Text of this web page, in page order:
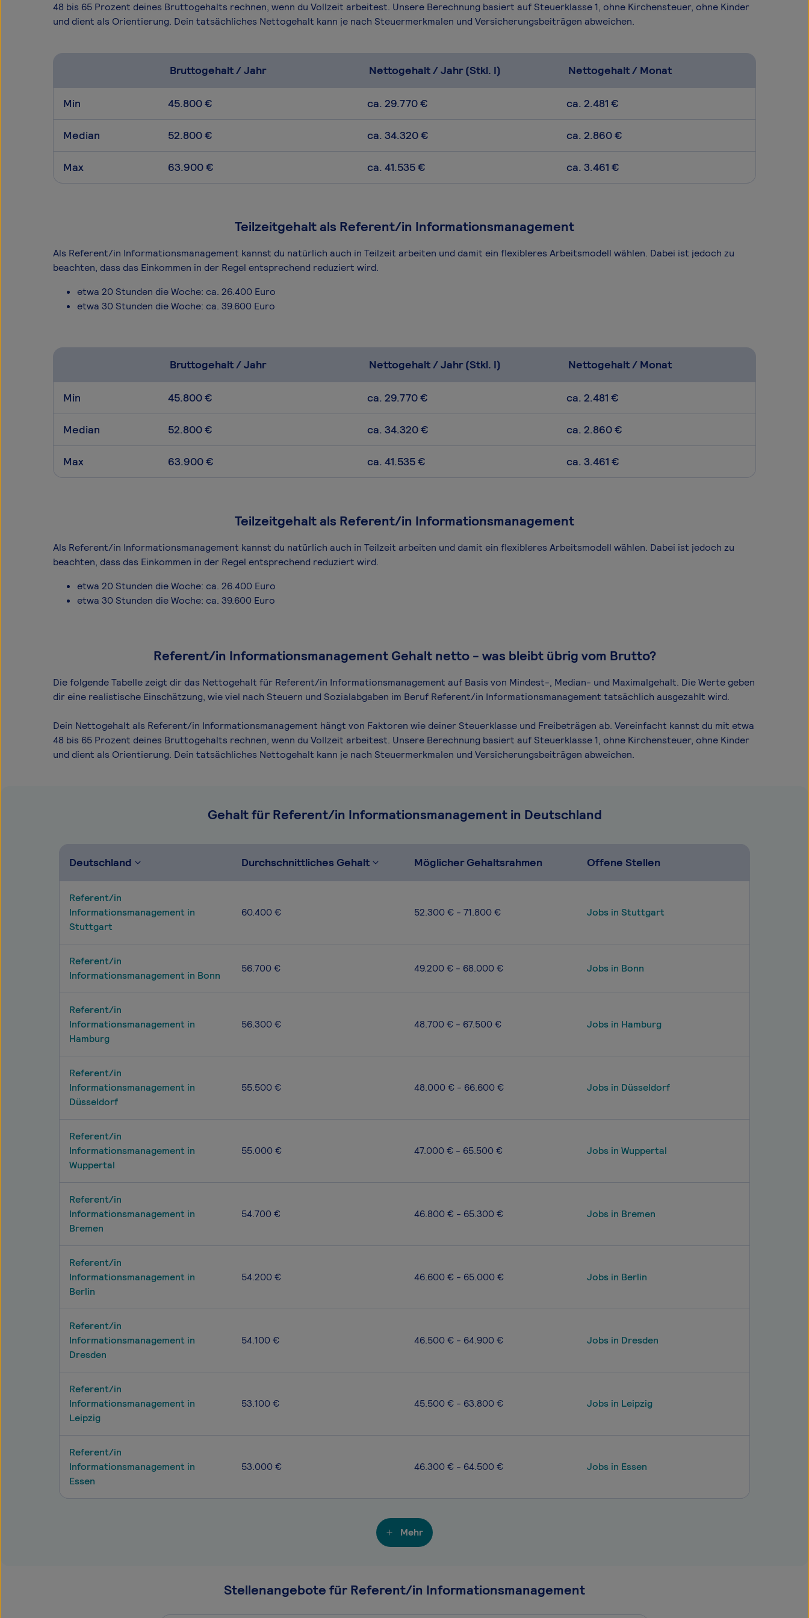
48 bis 65 Prozent deines Bruttogehalts rechnen, wenn du Vollzeit arbeitest. Unsere Berechnung basiert auf Steuerklasse 1, ohne Kirchensteuer, ohne Kinder
und dient als Orientierung. Dein tatsächliches Nettogehalt kann je nach Steuermerkmalen und Versicherungsbeiträgen abweichen.
Bruttogehalt / Jahr Nettogehalt / Jahr (Stkl. I) Nettogehalt / Monat
Min 45.800 € ca. 29.770 € ca. 2.481 €
Median 52.800 € ca. 34.320 € ca. 2.860 €
Max 63.900 € ca. 41.535 € ca. 3.461 €
Teilzeitgehalt als Referent/in Informationsmanagement
Als Referent/in Informationsmanagement kannst du natürlich auch in Teilzeit arbeiten und damit ein flexibleres Arbeitsmodell wählen. Dabei ist jedoch zu
beachten, dass das Einkommen in der Regel entsprechend reduziert wird.
etwa 20 Stunden die Woche: ca. 26.400 Euro
etwa 30 Stunden die Woche: ca. 39.600 Euro
Bruttogehalt / Jahr Nettogehalt / Jahr (Stkl. I) Nettogehalt / Monat
Min 45.800 € ca. 29.770 € ca. 2.481 €
Median 52.800 € ca. 34.320 € ca. 2.860 €
Max 63.900 € ca. 41.535 € ca. 3.461 €
Teilzeitgehalt als Referent/in Informationsmanagement
Als Referent/in Informationsmanagement kannst du natürlich auch in Teilzeit arbeiten und damit ein flexibleres Arbeitsmodell wählen. Dabei ist jedoch zu
beachten, dass das Einkommen in der Regel entsprechend reduziert wird.
etwa 20 Stunden die Woche: ca. 26.400 Euro
etwa 30 Stunden die Woche: ca. 39.600 Euro
Referent/in Informationsmanagement Gehalt netto - was bleibt übrig vom Brutto?
Die folgende Tabelle zeigt dir das Netto­gehalt für Referent/in Informationsmanagement auf Basis von Mindest-, Median- und Maximal­gehalt. Die Werte geben
dir eine realistische Einschätzung, wie viel nach Steuern und Sozialabgaben im Beruf Referent/in Informationsmanagement tatsächlich ausgezahlt wird.
Dein Nettogehalt als Referent/in Informationsmanagement hängt von Faktoren wie deiner Steuerklasse und Freibeträgen ab. Vereinfacht kannst du mit etwa
48 bis 65 Prozent deines Bruttogehalts rechnen, wenn du Vollzeit arbeitest. Unsere Berechnung basiert auf Steuerklasse 1, ohne Kirchensteuer, ohne Kinder
und dient als Orientierung. Dein tatsächliches Nettogehalt kann je nach Steuermerkmalen und Versicherungsbeiträgen abweichen.
Gehalt für Referent/in Informationsmanagement in Deutschland
Deutschland Durchschnittliches Gehalt Möglicher Gehaltsrahmen Offene Stellen
Referent/in
Informationsmanagement in
Stuttgart
60.400 € 52.300 € - 71.800 € Jobs in Stuttgart
Referent/in
Informationsmanagement in Bonn
56.700 € 49.200 € - 68.000 € Jobs in Bonn
Referent/in
Informationsmanagement in
Hamburg
56.300 € 48.700 € - 67.500 € Jobs in Hamburg
Referent/in
Informationsmanagement in
Düsseldorf
55.500 € 48.000 € - 66.600 € Jobs in Düsseldorf
Referent/in
Informationsmanagement in
Wuppertal
55.000 € 47.000 € - 65.500 € Jobs in Wuppertal
Referent/in
Informationsmanagement in
Bremen
54.700 € 46.800 € - 65.300 € Jobs in Bremen
Referent/in
Informationsmanagement in
Berlin
54.200 € 46.600 € - 65.000 € Jobs in Berlin
Referent/in
Informationsmanagement in
Dresden
54.100 € 46.500 € - 64.900 € Jobs in Dresden
Referent/in
Informationsmanagement in
Leipzig
53.100 € 45.500 € - 63.800 € Jobs in Leipzig
Referent/in
Informationsmanagement in
Essen
53.000 € 46.300 € - 64.500 € Jobs in Essen
Mehr
Stellenangebote für Referent/in Informationsmanagement